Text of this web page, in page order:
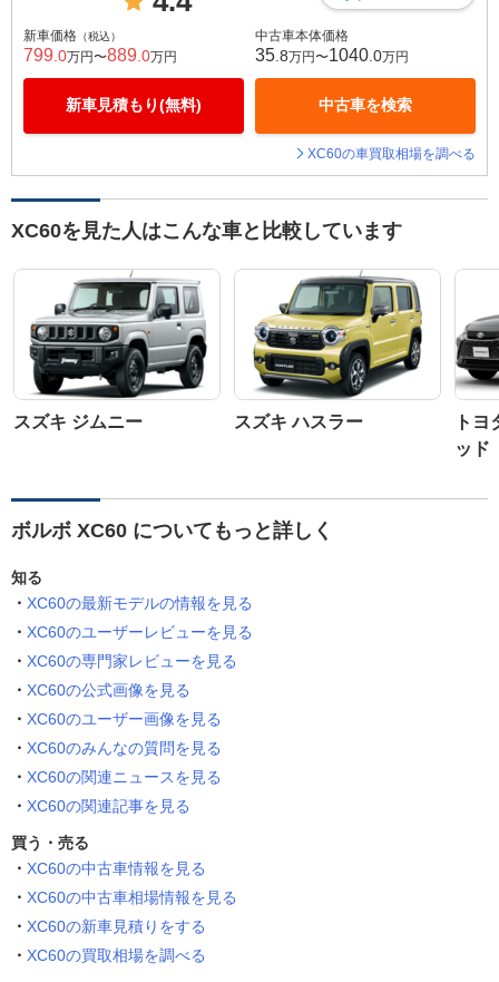
新車価格 （税込）
799 .0万円〜889 .0万円
新車見積もり(無料)
中古車本体価格
35 .8万円〜1040 .0万円
中古車を検索
XC60の車買取相場を調べる
XC60を見た人はこんな車と比較しています
スズキ ジムニー スズキ ハスラー
ト
ッド
ボルボ XC60 についてもっと詳しく
知る
XC60の最新モデルの情報を見る
XC60のユーザーレビューを見る
XC60の専門家レビューを見る
XC60の公式画像を見る
XC60のユーザー画像を見る
XC60のみんなの質問を見る
XC60の関連ニュースを見る
XC60の関連記事を見る
買う・売る
XC60の中古車情報を見る
XC60の中古車相場情報を見る
XC60の新車見積りをする
XC60の買取相場を調べる